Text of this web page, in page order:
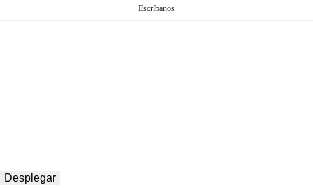
Escríbanos
Desplegar